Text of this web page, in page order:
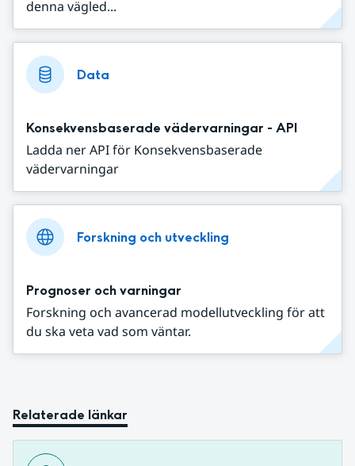
denna vägled...
Data
Konsekvensbaserade vädervarningar - API
Ladda ner API för Konsekvensbaserade
vädervarningar
Forskning och utveckling
Prognoser och varningar
Forskning och avancerad modellutveckling för att
du ska veta vad som väntar.
Relaterade länkar